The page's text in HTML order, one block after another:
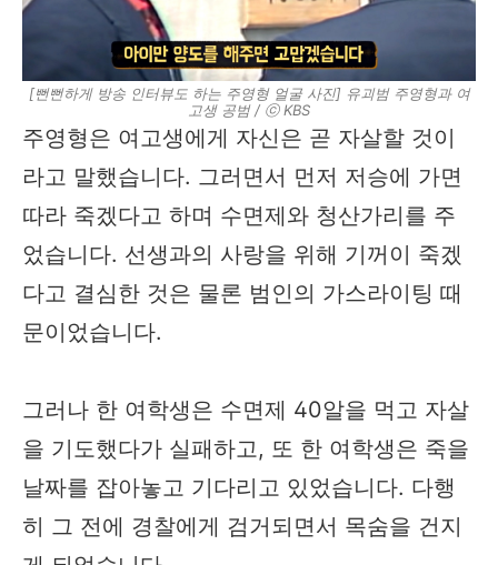
[뻔뻔하게 방송 인터뷰도 하는 주영형 얼굴 사진] 유괴범 주영형과 여
고생 공범​ / ⓒ KBS
주영형은 여고생에게 자신은 곧 자살할 것이
라고 말했습니다. 그러면서 먼저 저승에 가면
따라 죽겠다고 하며 수면제와 청산가리를 주
었습니다. 선생과의 사랑을 위해 기꺼이 죽겠
다고 결심한 것은 물론 범인의 가스라이팅 때
문이었습니다.
그러나 한 여학생은 수면제 40알을 먹고 자살
을 기도했다가 실패하고, 또 한 여학생은 죽을
날짜를 잡아놓고 기다리고 있었습니다. 다행
히 그 전에 경찰에게 검거되면서 목숨을 건지